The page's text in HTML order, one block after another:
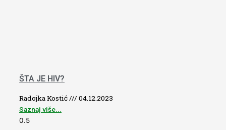
ŠTA JE HIV?
Radojka Kostić 04.12.2023
Saznaj više...